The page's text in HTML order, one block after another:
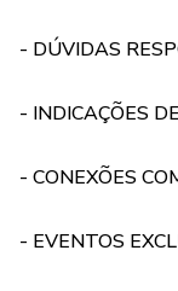
- DÚVIDAS
- INDICAÇÕES
- CONEXÕES
- EVENTOS